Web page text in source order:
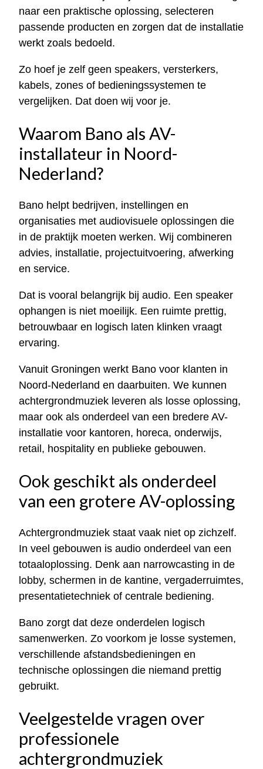
naar een praktische oplossing, selecteren
passende producten en zorgen dat de installatie
werkt zoals bedoeld.
Zo hoef je zelf geen speakers, versterkers,
kabels, zones of bedieningssystemen te
vergelijken. Dat doen wij voor je.
Waarom Bano als AV-
installateur in Noord-
Nederland?
Bano helpt bedrijven, instellingen en
organisaties met audiovisuele oplossingen die
in de praktijk moeten werken. Wij combineren
advies, installatie, projectuitvoering, afwerking
en service.
Dat is vooral belangrijk bij audio. Een speaker
ophangen is niet moeilijk. Een ruimte prettig,
betrouwbaar en logisch laten klinken vraagt
ervaring.
Vanuit Groningen werkt Bano voor klanten in
Noord-Nederland en daarbuiten. We kunnen
achtergrondmuziek leveren als losse oplossing,
maar ook als onderdeel van een bredere AV-
installatie voor kantoren, horeca, onderwijs,
retail, hospitality en publieke gebouwen.
Ook geschikt als onderdeel
van een grotere AV-oplossing
Achtergrondmuziek staat vaak niet op zichzelf.
In veel gebouwen is audio onderdeel van een
totaaloplossing. Denk aan narrowcasting in de
lobby, schermen in de kantine, vergaderruimtes,
presentatietechniek of centrale bediening.
Bano zorgt dat deze onderdelen logisch
samenwerken. Zo voorkom je losse systemen,
verschillende afstandsbedieningen en
technische oplossingen die niemand prettig
gebruikt.
Veelgestelde vragen over
professionele
achtergrondmuziek